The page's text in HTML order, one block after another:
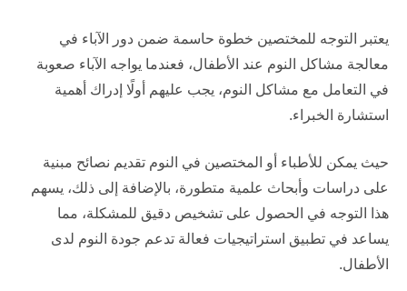
يعتبر التوجه للمختصين خطوة حاسمة ضمن دور الآباء في
معالجة مشاكل النوم عند الأطفال، فعندما يواجه الآباء صعوبة
في التعامل مع مشاكل النوم، يجب عليهم أولًا إدراك أهمية
استشارة الخبراء.
حيث يمكن للأطباء أو المختصين في النوم تقديم نصائح مبنية
على دراسات وأبحاث علمية متطورة، بالإضافة إلى ذلك، يسهم
هذا التوجه في الحصول على تشخيص دقيق للمشكلة، مما
يساعد في تطبيق استراتيجيات فعالة تدعم جودة النوم لدى
الأطفال.